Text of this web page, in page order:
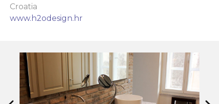
Croatia
www.h2odesign.hr